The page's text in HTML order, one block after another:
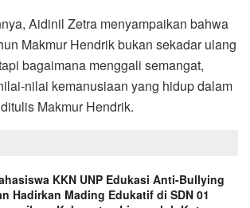
Aidinil Zetra menyampaikan bahwa
Makmur Hendrik bukan sekadar ulang
bagaimana menggali semangat,
nilai kemanusiaan yang hidup dalam
Makmur Hendrik.
KKN UNP Edukasi Anti-Bullying
Hadirkan Mading Edukatif di SDN 01